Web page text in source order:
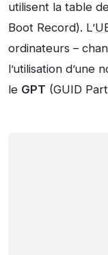
utilisent la table
Boot Record). L’
ordinateurs –
l’utilisation d’une
le GPT (GUID